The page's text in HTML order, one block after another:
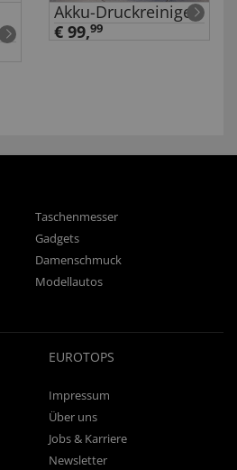
Akku-Druckreiniger
€ 99,99
Taschenmesser
Gadgets
Damenschmuck
Modellautos
EUROTOPS
Impressum
Über uns
Jobs & Karriere
Newsletter